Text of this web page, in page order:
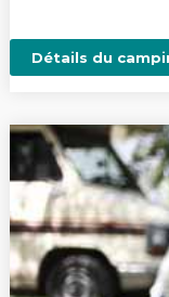
Détails du